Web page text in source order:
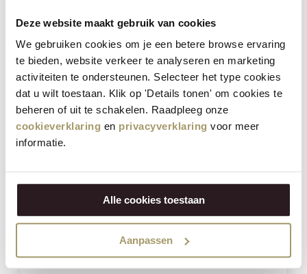
Deze website maakt gebruik van cookies
We gebruiken cookies om je een betere browse ervaring
te bieden, website verkeer te analyseren en marketing
activiteiten te ondersteunen. Selecteer het type cookies
dat u wilt toestaan. Klik op 'Details tonen' om cookies te
beheren of uit te schakelen. Raadpleeg onze
cookieverklaring en privacyverklaring voor meer
informatie.
Alle cookies toestaan
Aanpassen
€181,40
€ 139,95
(Taxe incluse)
ACHETER
Réduction21%